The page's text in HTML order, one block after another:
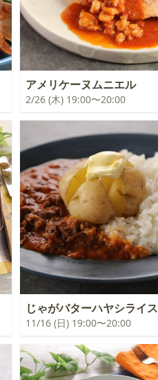
アメリケーヌムニエル
2/26 (木) 19:00〜20:00
じゃがバターハヤシライス
11/16 (日) 19:00〜20:00